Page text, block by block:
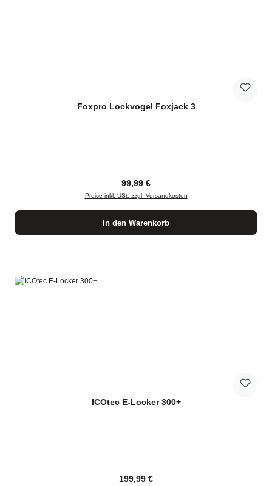
Foxpro Lockvogel Foxjack 3
Regulärer Preis:
99,99 €
Preise inkl. USt. zzgl. Versandkosten
In den Warenkorb
ICOtec E-Locker 300+
Regulärer Preis:
199,99 €